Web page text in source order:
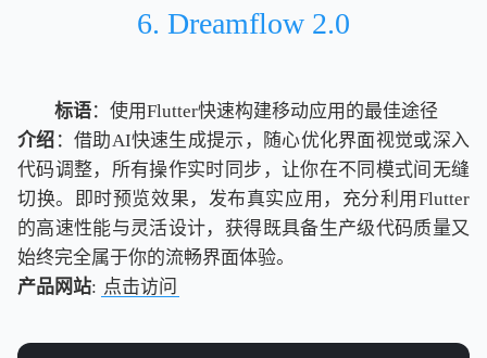
6. Dreamflow 2.0
标语：使用Flutter快速构建移动应用的最佳途径
介绍 ：借助AI快速生成提示，随心优化界面视觉或深入
代码调整，所有操作实时同步，让你在不同模式间无缝
切换。即时预览效果，发布真实应用，充分利用Flutter
的高速性能与灵活设计，获得既具备生产级代码质量又
始终完全属于你的流畅界面体验。
产品网站: 点击访问